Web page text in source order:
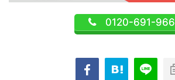
0120-691-966